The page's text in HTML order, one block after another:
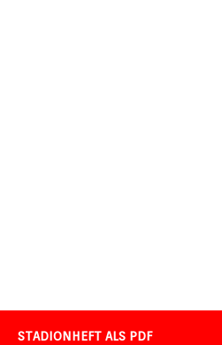
STADIONHEFT ALS PDF